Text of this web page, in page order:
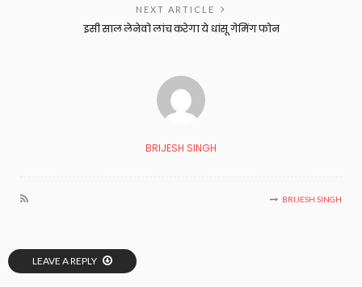
NEXT ARTICLE
इसी साल लेनेवो लांच करेगा ये धांसू गेमिंग फोन
BRIJESH SINGH
BRIJESH SINGH
LEAVE A REPLY